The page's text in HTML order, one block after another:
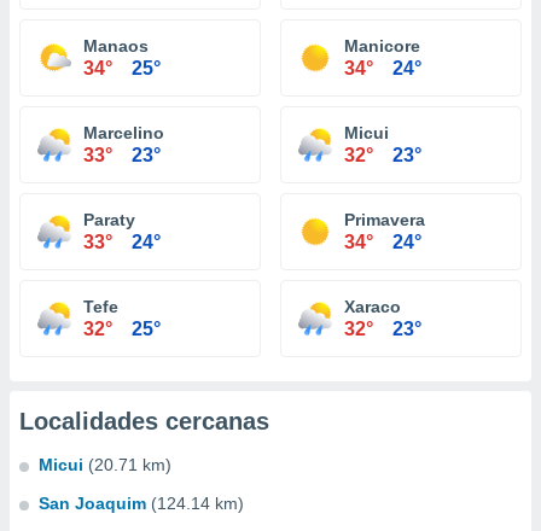
Manaos
34° 25°
Manicore
34° 24°
Marcelino
33° 23°
Micui
32° 23°
Paraty
33° 24°
Primavera
34° 24°
Tefe
32° 25°
Xaraco
32° 23°
Localidades cercanas
Micui (20.71 km)
San Joaquim (124.14 km)